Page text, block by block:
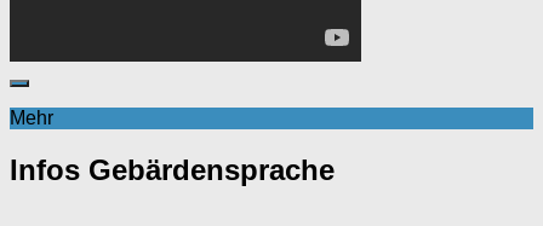
Mehr
Infos Gebärdensprache